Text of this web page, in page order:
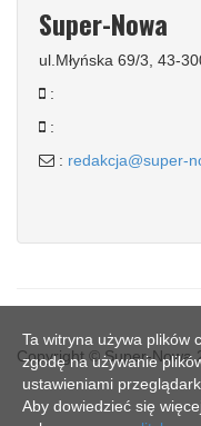
Super-Nowa
ul.Młyńska 69/3, 43-
:
:
: redakcja@super-
Copyright © Super-Nowa
Ta witryna używa plików
zgodę na używanie
ustawieniami
Aby dowiedzieć się